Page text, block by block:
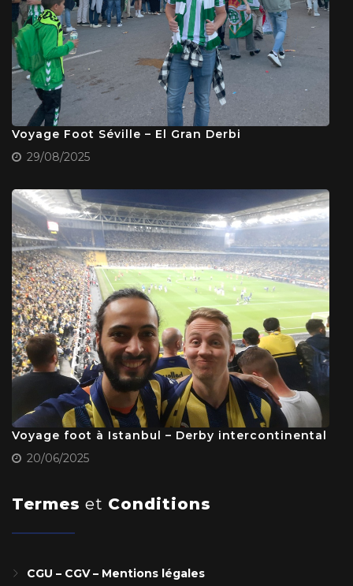
Voyage Foot Séville – El Gran Derbi
29/08/2025
Voyage foot à Istanbul – Derby intercontinental
20/06/2025
Termes et Conditions
CGU – CGV – Mentions légales